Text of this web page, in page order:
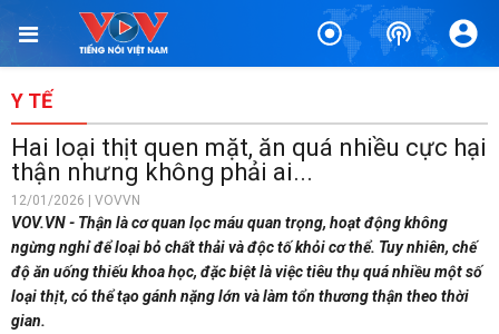
Y TẾ
Hai loại thịt quen mặt, ăn quá nhiều cực hại
thận nhưng không phải ai...
12/01/2026 | VOVVN
VOV.VN - Thận là cơ quan lọc máu quan trọng, hoạt động không
ngừng nghỉ để loại bỏ chất thải và độc tố khỏi cơ thể. Tuy nhiên, chế
độ ăn uống thiếu khoa học, đặc biệt là việc tiêu thụ quá nhiều một số
loại thịt, có thể tạo gánh nặng lớn và làm tổn thương thận theo thời
gian.